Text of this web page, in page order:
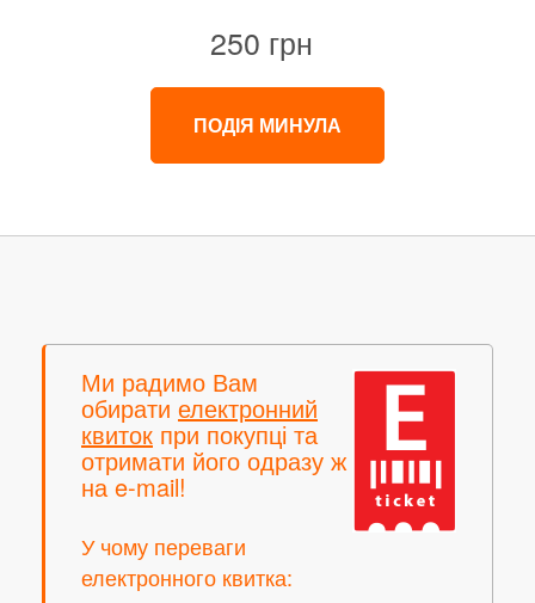
250 грн
ПОДІЯ МИНУЛА
Ми радимо Вам
обирати електронний
квиток при покупці та
отримати його одразу ж
на e-mail!
У чому переваги
електронного квитка: